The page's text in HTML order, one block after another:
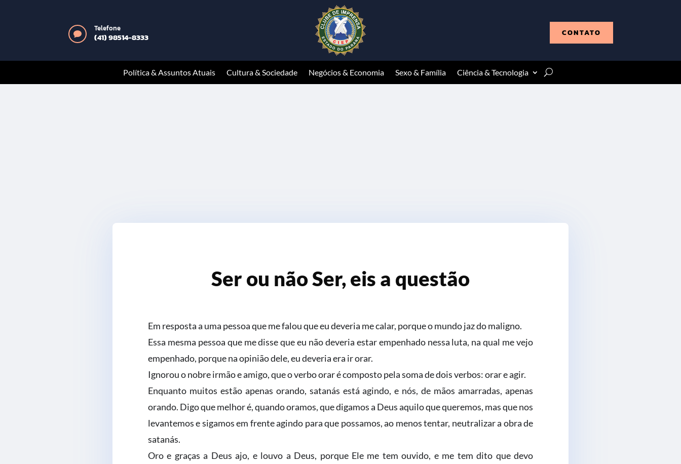

Telefone
(41) 98514-8333 CONTATO
Política & Assuntos Atuais Cultura & Sociedade Negócios & Economia Sexo & Família Ciência & Tecnologia
Ser ou não Ser, eis a questão
Em resposta a uma pessoa que me falou que eu deveria me calar, porque o mundo jaz do maligno.
Essa mesma pessoa que me disse que eu não deveria estar empenhado nessa luta, na qual me vejo
empenhado, porque na opinião dele, eu deveria era ir orar.
Ignorou o nobre irmão e amigo, que o verbo orar é composto pela soma de dois verbos: orar e agir.
Enquanto muitos estão apenas orando, satanás está agindo, e nós, de mãos amarradas, apenas
orando. Digo que melhor é, quando oramos, que digamos a Deus aquilo que queremos, mas que nos
levantemos e sigamos em frente agindo para que possamos, ao menos tentar, neutralizar a obra de
satanás.
Oro e graças a Deus ajo, e louvo a Deus, porque Ele me tem ouvido, e me tem dito que devo